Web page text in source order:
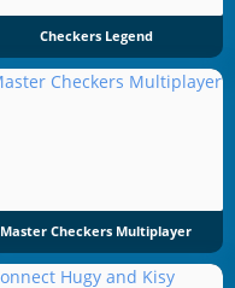
Checkers Legend
Master Checkers Multiplayer